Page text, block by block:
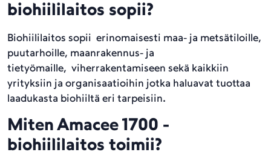
biohiililaitos sopii?
Biohiililaitos sopii erinomaisesti maa- ja metsätiloille,
puutarhoille, maanrakennus- ja
tietyömaille, viherrakentamiseen sekä kaikkiin
yrityksiin ja organisaatioihin jotka haluavat tuottaa
laadukasta biohiiltä eri tarpeisiin.
Miten Amacee 1700 -
biohiililaitos toimii?